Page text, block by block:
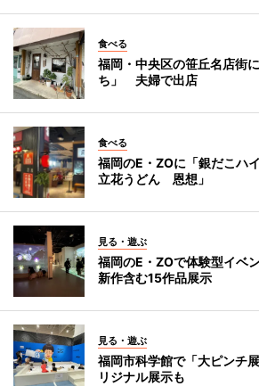
食べる
福岡・中央区の笹丘名店街
ち」 夫婦で出店
食べる
福岡のE・ZOに「銀だこハ
立花うどん 恩想」
見る・遊ぶ
福岡のE・ZOで体験型イベ
新作含む15作品展示
見る・遊ぶ
福岡市科学館で「大ピンチ
リジナル展示も